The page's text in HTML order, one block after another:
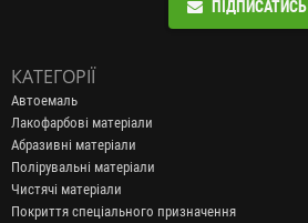
ПІДПИСАТИСЬ
КАТЕГОРІЇ
Автоемаль
Лакофарбові матеріали
Абразивні матеріали
Полірувальні матеріали
Чистячі матеріали
Покриття спеціального призначення